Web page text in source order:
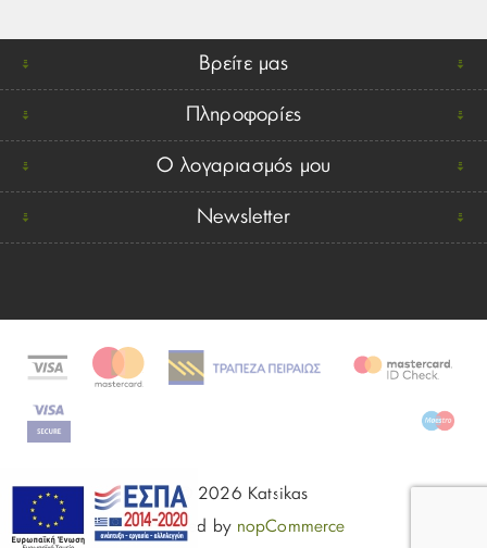
Βρείτε μας
Πληροφορίες
Ο λογαριασμός μου
Newsletter
© 2026 Katsikas
Powered by nopCommerce